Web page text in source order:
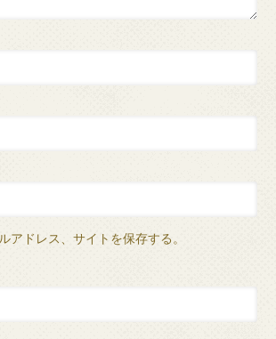
ドレス、サイトを保存する。